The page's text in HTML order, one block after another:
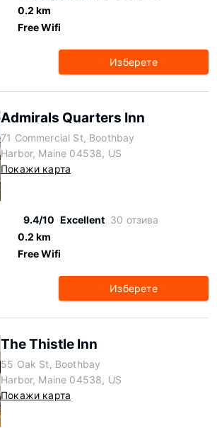
0.2 km
Free Wifi
Изберете
Admirals Quarters Inn
71 Commercial St, Boothbay
Harbor, Maine 04538, US
Покажи карта
9.4/10 Excellent 30 отзива
0.2 km
Free Wifi
Изберете
The Thistle Inn
55 Oak St, Boothbay
Harbor, Maine 04538, US
Покажи карта